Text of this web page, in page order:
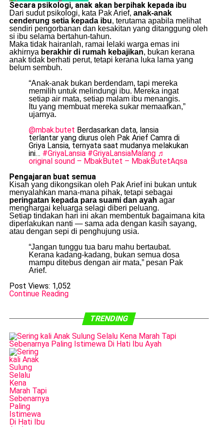
Secara psikologi, anak akan berpihak kepada ibu
Dari sudut psikologi, kata Pak Arief, anak-anak
cenderung setia kepada ibu, terutama apabila melihat
sendiri pengorbanan dan kesakitan yang ditanggung oleh
si ibu selama bertahun-tahun.
Maka tidak hairanlah, ramai lelaki warga emas ini
akhirnya berakhir di rumah kebajikan, bukan kerana
anak tidak berhati perut, tetapi kerana luka lama yang
belum sembuh.
“Anak-anak bukan berdendam, tapi mereka
memilih untuk melindungi ibu. Mereka ingat
setiap air mata, setiap malam ibu menangis.
Itu yang membuat mereka sukar memaafkan,”
ujarnya.
@mbak.butet Berdasarkan data, lansia
terlantar yang diurus oleh Pak Arief Camra di
Griya Lansia, ternyata saat mudanya melakukan
ini… #GriyaLansia #GriyaLansiaMalang ♬
original sound – MbakButet – MbakButetAqsa
Pengajaran buat semua
Kisah yang dikongsikan oleh Pak Arief ini bukan untuk
menyalahkan mana-mana pihak, tetapi sebagai
peringatan kepada para suami dan ayah agar
menghargai keluarga selagi diberi peluang.
Setiap tindakan hari ini akan membentuk bagaimana kita
diperlakukan nanti — sama ada dengan kasih sayang,
atau dengan sepi di penghujung usia.
“Jangan tunggu tua baru mahu bertaubat.
Kerana kadang-kadang, bukan semua dosa
mampu ditebus dengan air mata,” pesan Pak
Arief.
Post Views: 1,052
Continue Reading
TRENDING